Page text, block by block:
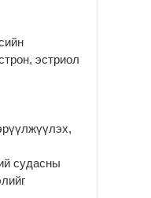
эстриол
судасны